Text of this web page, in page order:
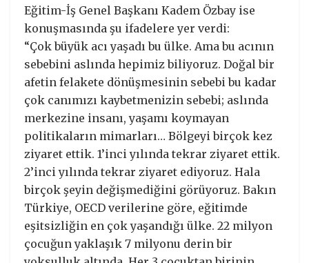
Eğitim-İş Genel Başkanı Kadem Özbay ise
konuşmasında şu ifadelere yer verdi:
“Çok büyük acı yaşadı bu ülke. Ama bu acının
sebebini aslında hepimiz biliyoruz. Doğal bir
afetin felakete dönüşmesinin sebebi bu kadar
çok canımızı kaybetmenizin sebebi; aslında
merkezine insanı, yaşamı koymayan
politikaların mimarları… Bölgeyi birçok kez
ziyaret ettik. 1’inci yılında tekrar ziyaret ettik.
2’inci yılında tekrar ziyaret ediyoruz. Hala
birçok şeyin değişmediğini görüyoruz. Bakın
Türkiye, OECD verilerine göre, eğitimde
eşitsizliğin en çok yaşandığı ülke. 22 milyon
çocuğun yaklaşık 7 milyonu derin bir